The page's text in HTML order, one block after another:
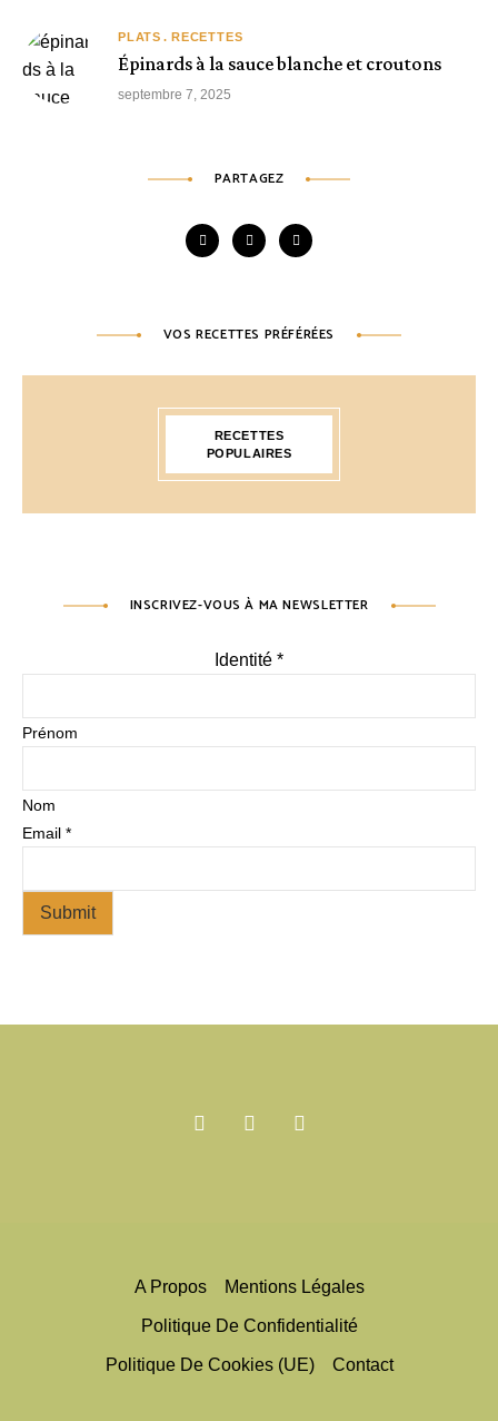
PLATS RECETTES
Épinards à la sauce blanche et croutons
septembre 7, 2025
PARTAGEZ
VOS RECETTES PRÉFÉRÉES
RECETTES
POPULAIRES
INSCRIVEZ-VOUS À MA NEWSLETTER
Identité *
Prénom
Nom
Email *
Submit
A Propos Mentions Légales
Politique De Confidentialité
Politique De Cookies (UE) Contact